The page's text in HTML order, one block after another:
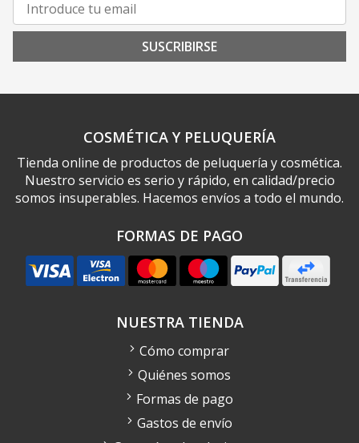
SUSCRIBIRSE
COSMÉTICA Y PELUQUERÍA
Tienda online de productos de peluquería y cosmética.
Nuestro servicio es serio y rápido, en calidad/precio
somos insuperables. Hacemos envíos a todo el mundo.
FORMAS DE PAGO
NUESTRA TIENDA
Cómo comprar
Quiénes somos
Formas de pago
Gastos de envío